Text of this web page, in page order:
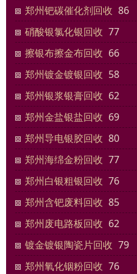
郑州钯碳催化剂回收 86
硝酸银氯化银回收 77
擦银布擦金布回收 66
郑州镀金镀银回收 58
郑州银浆银膏回收 62
郑州金盐银盐回收 69
郑州导电银胶回收 80
郑州海绵金粉回收 77
郑州白银粗银回收 76
郑州含钯废料回收 85
郑州废电路板回收 62
镀金镀银陶瓷片回收 79
郑州氧化铟粉回收 76